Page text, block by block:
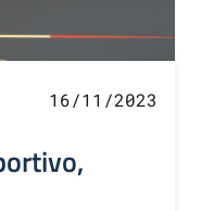
16/11/2023